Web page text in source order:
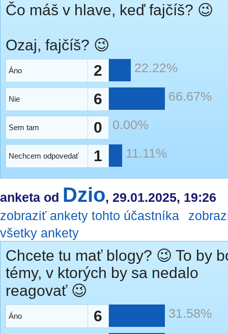
Čo máš v hlave, keď fajčíš? 😉
Ozaj, fajčíš? 😉
Áno 2 22.22%
Nie 6 66.67%
Sem tam 0 0.00%
Nechcem odpovedať 1 11.11%
anketa od Dzio, 29.01.2025, 19:26
zobraziť ankety tohto účastníka
všetky ankety
Chcete tu mať blogy? 😉 To by
témy, v ktorých by sa nedalo
reagovať 😉
Áno 6 31.58%